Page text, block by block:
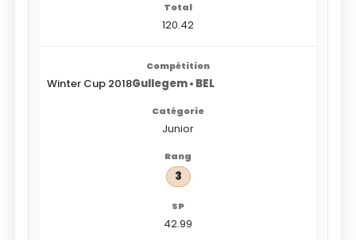
120.42
Winter Cup 2018Gullegem • BEL
Junior
3
42.99